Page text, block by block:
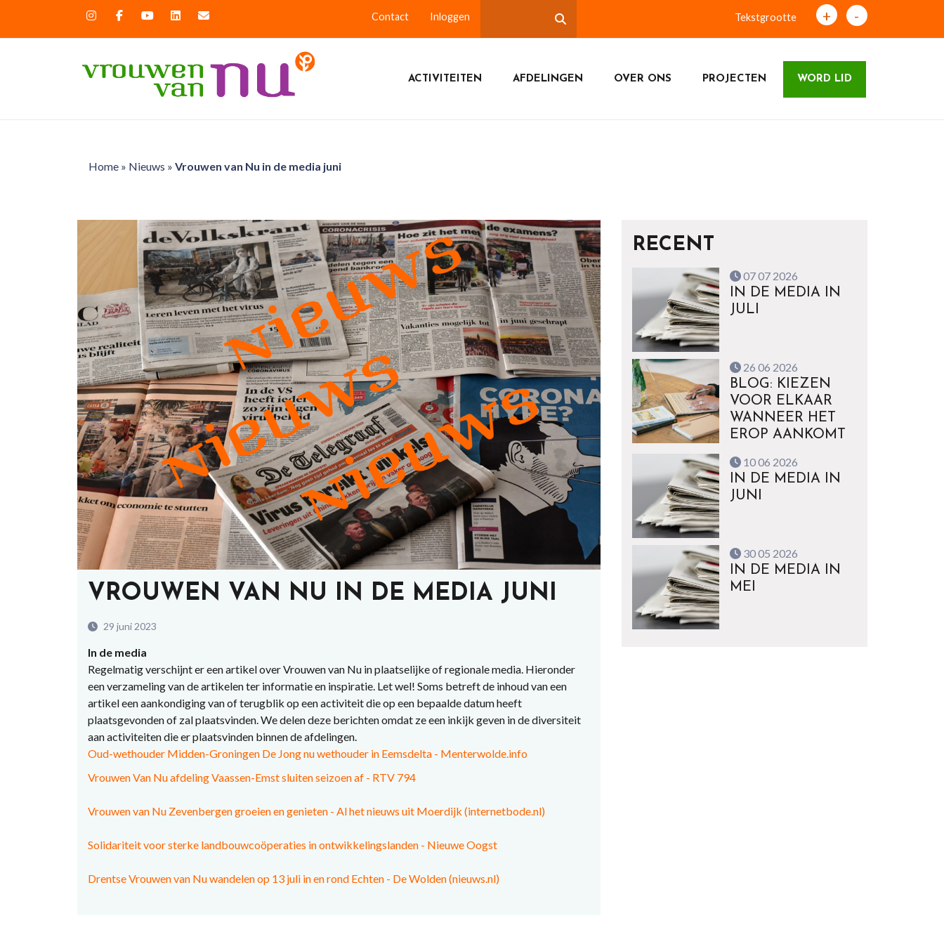
Contact Inloggen Tekstgrootte + -
ACTIVITEITEN AFDELINGEN OVER ONS PROJECTEN WORD LID
Home» Nieuws » Vrouwen van Nu in de media juni
VROUWEN VAN NU IN DE MEDIA JUNI
29 juni 2023
In de media
Regelmatig verschijnt er een artikel over Vrouwen van Nu in plaatselijke of regionale media. Hieronder
een verzameling van de artikelen ter informatie en inspiratie. Let wel! Soms betreft de inhoud van een
artikel een aankondiging van of terugblik op een activiteit die op een bepaalde datum heeft
plaatsgevonden of zal plaatsvinden. We delen deze berichten omdat ze een inkijk geven in de diversiteit
aan activiteiten die er plaatsvinden binnen de afdelingen.
Oud-wethouder Midden-Groningen De Jong nu wethouder in Eemsdelta - Menterwolde.info
Vrouwen Van Nu afdeling Vaassen-Emst sluiten seizoen af - RTV 794
Vrouwen van Nu Zevenbergen groeien en genieten - Al het nieuws uit Moerdijk (internetbode.nl)
Solidariteit voor sterke landbouwcoöperaties in ontwikkelingslanden - Nieuwe Oogst
Drentse Vrouwen van Nu wandelen op 13 juli in en rond Echten - De Wolden (nieuws.nl)
RECENT
07 07 2026
IN DE MEDIA IN
JULI
26 06 2026
BLOG: KIEZEN
VOOR ELKAAR
WANNEER HET
EROP AANKOMT
10 06 2026
IN DE MEDIA IN
JUNI
30 05 2026
IN DE MEDIA IN
MEI